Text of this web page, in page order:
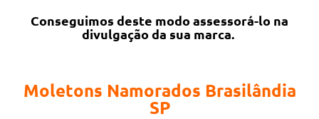
Conseguimos deste modo assessorá-lo na
divulgação da sua marca.
Moletons Namorados Brasilândia
SP